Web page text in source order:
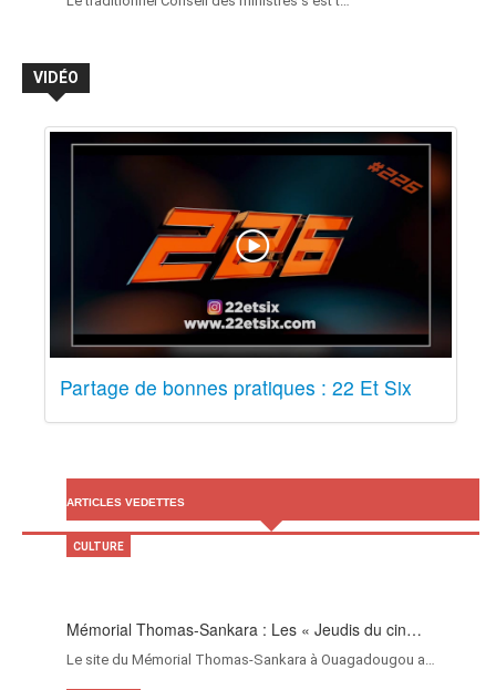
VIDÉO
Partage de bonnes pratiques : 22 Et Six
ARTICLES VEDETTES
Mémorial Thomas-Sankara : Les « Jeudis du cin…
Le site du Mémorial Thomas-Sankara à Ouagadougou a…
CULTURE